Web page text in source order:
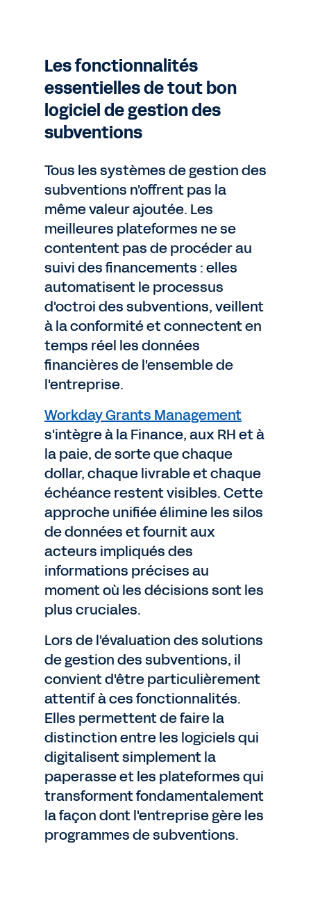
Les fonctionnalités
essentielles de tout bon
logiciel de gestion des
subventions
Tous les systèmes de gestion des
subventions n'offrent pas la
même valeur ajoutée. Les
meilleures plateformes ne se
contentent pas de procéder au
suivi des financements : elles
automatisent le processus
d'octroi des subventions, veillent
à la conformité et connectent en
temps réel les données
financières de l'ensemble de
l'entreprise.
Workday Grants Management
s'intègre à la Finance, aux RH et à
la paie, de sorte que chaque
dollar, chaque livrable et chaque
échéance restent visibles. Cette
approche unifiée élimine les silos
de données et fournit aux
acteurs impliqués des
informations précises au
moment où les décisions sont les
plus cruciales.
Lors de l'évaluation des solutions
de gestion des subventions, il
convient d'être particulièrement
attentif à ces fonctionnalités.
Elles permettent de faire la
distinction entre les logiciels qui
digitalisent simplement la
paperasse et les plateformes qui
transforment fondamentalement
la façon dont l'entreprise gère les
programmes de subventions.